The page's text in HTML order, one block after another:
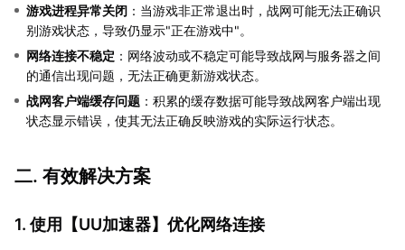
游戏进程异常关闭 ：当游戏非正常退出时，战网可能无法正确识
别游戏状态，导致仍显示"正在游戏中"。
网络连接不稳定 ：网络波动或不稳定可能导致战网与服务器之间
的通信出现问题，无法正确更新游戏状态。
战网客户端缓存问题 ：积累的缓存数据可能导致战网客户端出现
状态显示错误，使其无法正确反映游戏的实际运行状态。
二. 有效解决方案
1. 使用【UU加速器】优化网络连接